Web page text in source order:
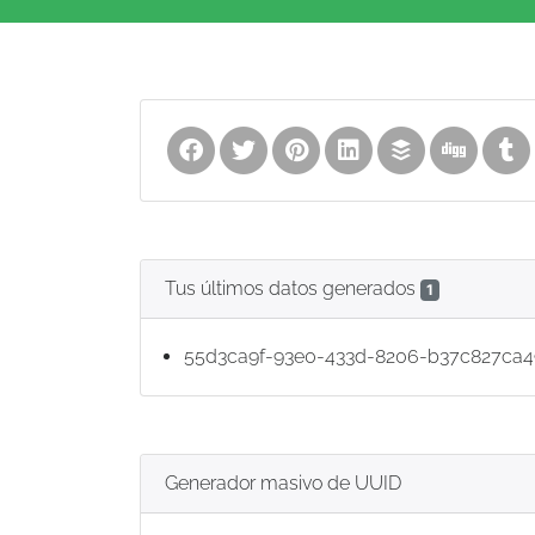
Tus últimos datos generados 1
55d3ca9f-93e0-433d-8206-
Generador masivo de UUID